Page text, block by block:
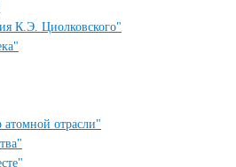
К.Э. Циолковского"
отрасли"